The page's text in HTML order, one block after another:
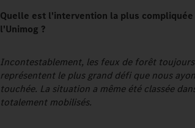
Quelle est l'intervention la plus
l'Unimog ?
Incontestablement, les feux de forêt
représentent le plus grand défi que nous
touchée. La situation a même été classée
totalement mobilisés.